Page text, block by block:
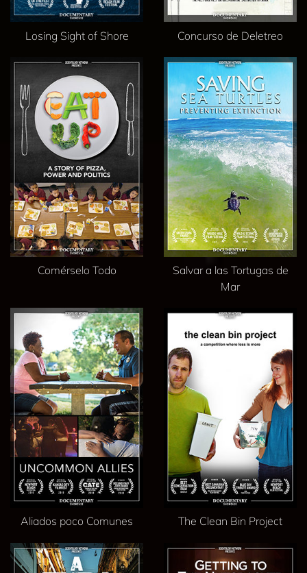
Losing Sight of Shore Concurso de Deletreo
Comérselo Todo
Salvar a las Tortugas de
Mar
Aliados poco Comunes The Clean Bin Project